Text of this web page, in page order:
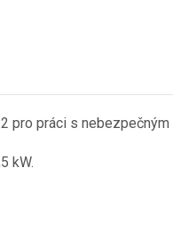
pro práci s
kW.